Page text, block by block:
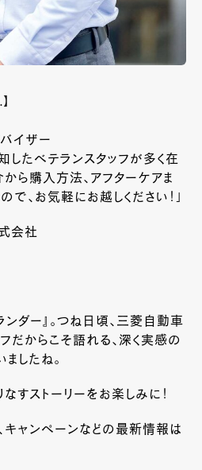
イザー
したベテランスタッフが多く在
から購入方法、アフターケアま
、お気軽にお越しください！」
会社
ダー』。つね日頃、三菱自動車
だからこそ語れる、深く実感の
したね。
すストーリーをお楽しみに！
ャンペーンなどの最新情報は